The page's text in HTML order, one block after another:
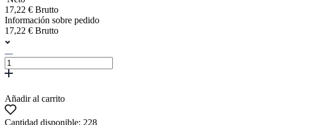
17,22 € Brutto
Información sobre pedido
17,22 € Brutto
Añadir al carrito
Cantidad disponible: 228